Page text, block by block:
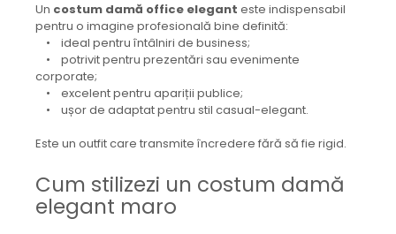
Un costum damă office elegant este indispensabil
pentru o imagine profesională bine definită:
• ideal pentru întâlniri de business;
• potrivit pentru prezentări sau evenimente
corporate;
• excelent pentru apariții publice;
• ușor de adaptat pentru stil casual-elegant.
Este un outfit care transmite încredere fără să fie rigid.
Cum stilizezi un costum damă
elegant maro